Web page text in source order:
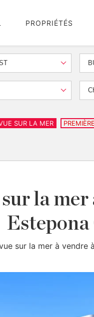
PROPRIÉTÉS
SUR LA MER
la mer
Estepona
sur la mer à vendre